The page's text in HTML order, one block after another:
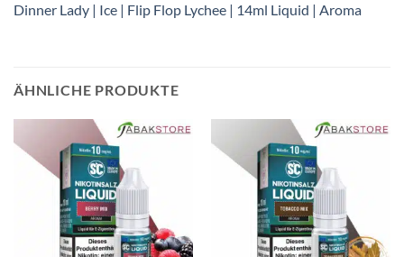
Dinner Lady | Ice | Flip Flop Lychee | 14ml Liquid | Aroma
ÄHNLICHE PRODUKTE